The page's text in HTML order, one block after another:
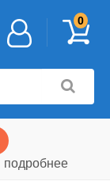
0
подробнее